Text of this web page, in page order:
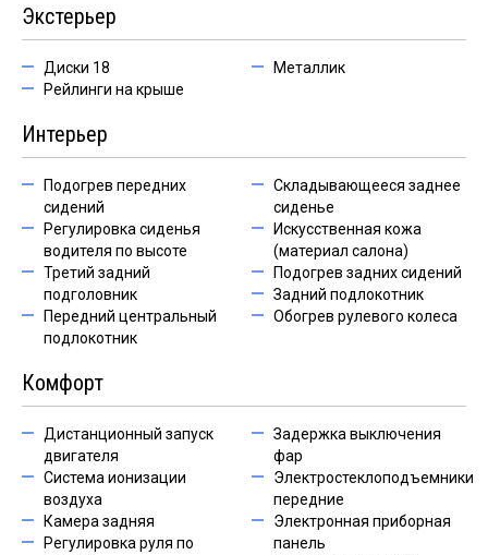
Экстерьер
Диски 18
Рейлинги на крыше
Металлик
Интерьер
Подогрев передних
сидений
Регулировка сиденья
водителя по высоте
Третий задний
подголовник
Передний центральный
подлокотник
Складывающееся заднее
сиденье
Искусственная кожа
(материал салона)
Подогрев задних сидений
Задний подлокотник
Обогрев рулевого колеса
Комфорт
Дистанционный запуск
двигателя
Система ионизации
воздуха
Камера задняя
Регулировка руля по
Задержка выключения
фар
Электростеклоподъемники
передние
Электронная приборная
панель